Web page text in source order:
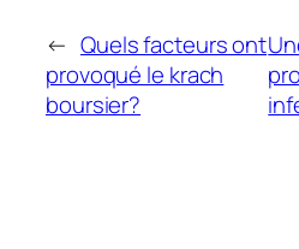
← Quels facteurs ont
provoqué le krach
boursier?